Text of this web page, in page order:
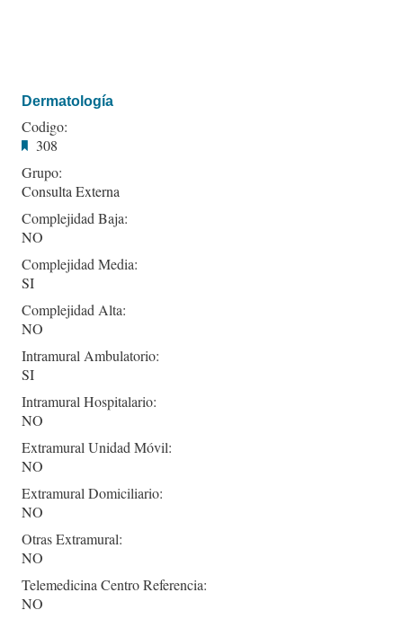
Dermatología
Codigo:
308
Grupo:
Consulta Externa
Complejidad Baja:
NO
Complejidad Media:
SI
Complejidad Alta:
NO
Intramural Ambulatorio:
SI
Intramural Hospitalario:
NO
Extramural Unidad Móvil:
NO
Extramural Domiciliario:
NO
Otras Extramural:
NO
Telemedicina Centro Referencia:
NO